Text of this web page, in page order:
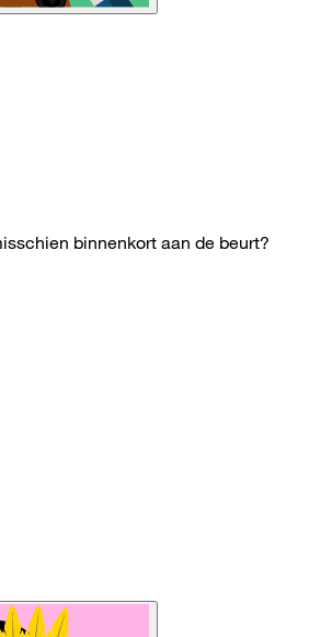
binnenkort aan de beurt?